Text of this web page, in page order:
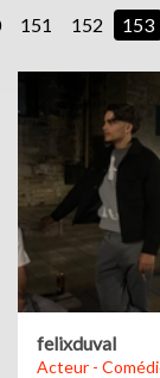
151 152 153
felixduval
Acteur -